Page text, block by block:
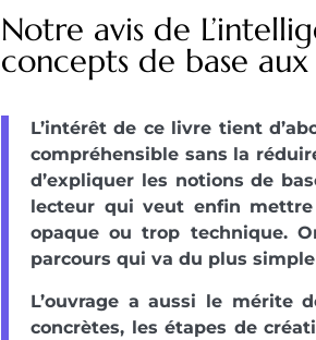
Notre avis de
concepts de base
L’intérêt de ce livre tient
compréhensible sans la
d’expliquer les notions de
lecteur qui veut enfin
opaque ou trop technique.
parcours qui va du plus
L’ouvrage a aussi le mérite
concrètes, les étapes de